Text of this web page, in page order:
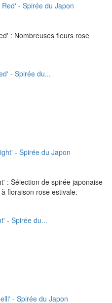
: Nombreuses fleurs rose
- Spirée du...
: Sélection de spirée japonaise
floraison rose estivale.
- Spirée du...